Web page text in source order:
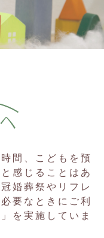
月１６日より行いま
４月初旬になりま
に達しました。
園＆カフェ」は定員
員に達しました。
りました。
間、こどもを預
感じることはあ
婚葬祭やリフレ
要なときにご利
を実施していま